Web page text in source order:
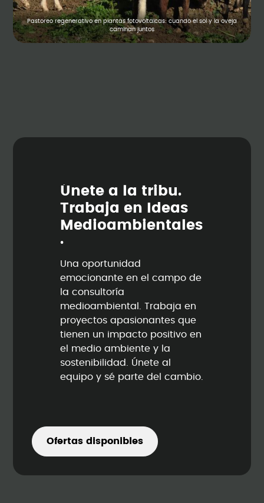
Pastoreo regenerativo en plantas fotovoltaicas: cuando el sol y la oveja
caminan juntos
Únete a la tribu.
Trabaja en Ideas
Medioambienta les
.
Una oportunidad
emocionante en el campo de
la consultoría
medioambiental. Trabaja en
proyectos apasionantes que
tienen un impacto positivo en
el medio ambiente y la
sostenibilidad. Únete al
equipo y sé parte del cambio.
Ofertas disponibles